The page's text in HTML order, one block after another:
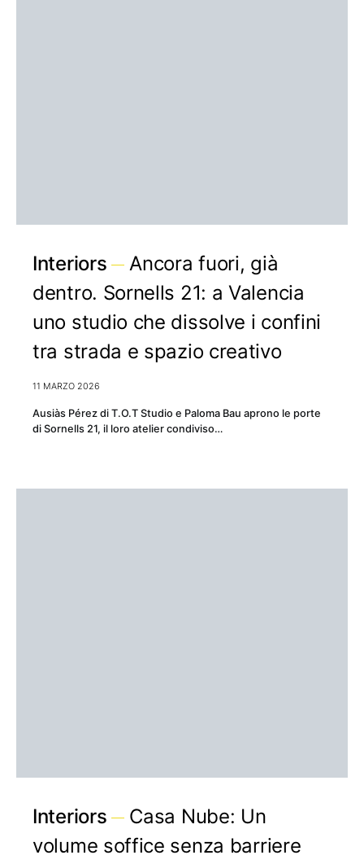
Interiors
Ancora fuori, già
dentro. Sornells 21: a Valencia
uno studio che dissolve i confini
tra strada e spazio creativo
11 MARZO 2026
Ausiàs Pérez di T.O.T Studio e Paloma Bau aprono le porte
di Sornells 21, il loro atelier condiviso…
Interiors
Casa Nube: Un
volume soffice senza barriere